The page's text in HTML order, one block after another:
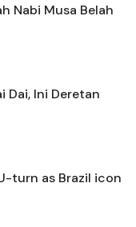
Nabi Musa Belah
Dai, Ini Deretan
turn as Brazil icon